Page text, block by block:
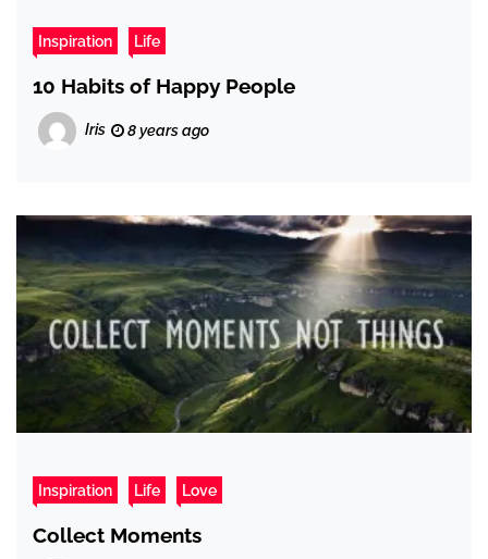
Inspiration Life
10 Habits of Happy People
Iris 8 years ago
Inspiration Life Love
Collect Moments